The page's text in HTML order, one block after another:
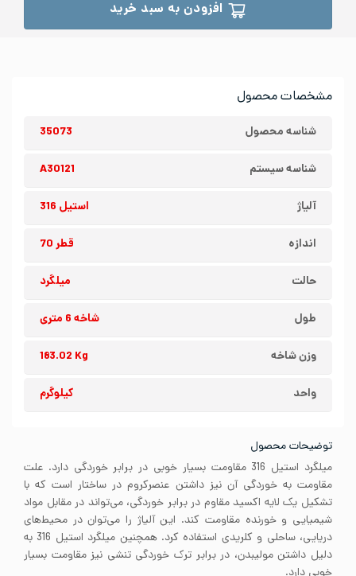
مشخصات محصول
شناسه محصول 35073
شناسه سیستم A30121
آلیاژ استیل 316
اندازه قطر 70
حالت میلگرد
طول شاخه 6 متری
وزن شاخه 183.02 Kg
واحد کیلوگرم
توضیحات محصول
میلگرد استیل 316 مقاومت بسیار خوبی در برابر خوردگی دارد. علت
مقاومت به خوردگی آن نیز داشتن عنصرکروم در ساختار است که با
تشکیل یک لایه اکسید مقاوم در برابر خوردگی، می‌تواند در مقابل مواد
شیمیایی و خورنده مقاومت کند. این آلیاژ را می‌توان در محیط‌های
دریایی، ساحلی و کلریدی استفاده کرد. همچنین میلگرد استیل 316 به
دلیل داشتن مولیبدن، در برابر ترک خوردگی تنشی نیز مقاومت بسیار
افزودن به سبد خرید